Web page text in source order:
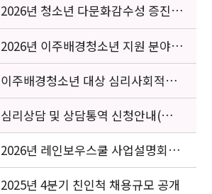
2026년 청소년 다문화감수성 증진
프로그램 「다가감」신청기관 안내
2026년 이주배경청소년 지원 분야
종사자 역량강화 교육 일정 안내
이주배경청소년 대상 심리사회적응
검사 연수동영상 개편 안내
심리상담 및 상담통역 신청안내(의뢰
서첨부)
2026년 레인보우스쿨 사업설명회(온
라인) 안내
2025년 4분기 친인척 채용규모 공개